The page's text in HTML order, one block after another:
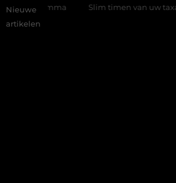
Nieuwe
artikelen
Slim timen van uw taxatie